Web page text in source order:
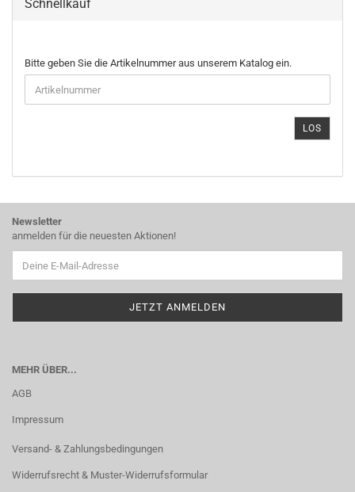
Schnellkauf
BITTE
GEBEN
SIE
DIE
EIN.
Bitte geben Sie die Artikelnummer aus unserem Katalog ein.
LOS
Newsletter
anmelden für die neuesten Aktionen!
MEHR ÜBER...
AGB
Impressum
Versand- & Zahlungsbedingungen
Widerrufsrecht & Muster-Widerrufsformular